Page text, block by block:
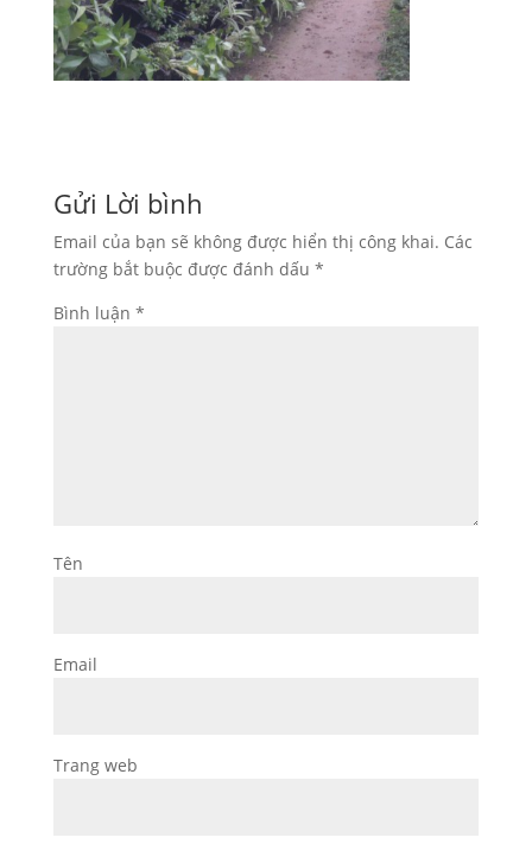
Gửi Lời bình
Email của bạn sẽ không được hiển thị công khai. Các
trường bắt buộc được đánh dấu *
Bình luận *
Tên
Email
Trang web